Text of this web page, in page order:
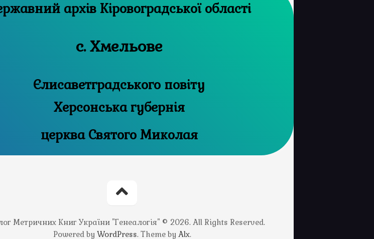
Державний архів Кіровоградської області
с. Хмельове
Єлисаветградського повіту
Херсонська губернія
церква Святого Миколая
Метричних Книг України "Генеалогія" © 2026. All Rights Reserved.
Powered by WordPress. Theme by Alx.